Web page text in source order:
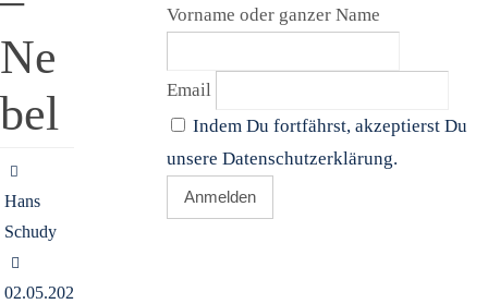
Ne
bel
Hans
Schudy
02.05.2021
Vorname oder ganzer Name
Email
Indem Du fortfährst, akzeptierst Du
unsere Datenschutzerklärung.